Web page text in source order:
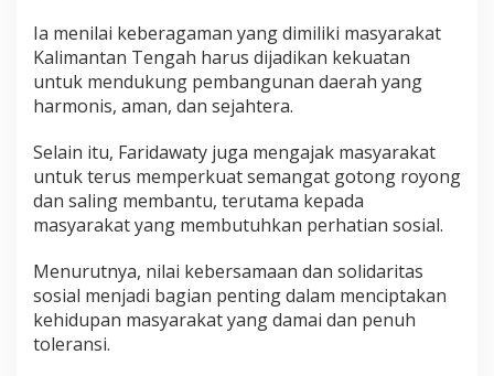
Ia menilai keberagaman yang dimiliki masyarakat
Kalimantan Tengah harus dijadikan kekuatan
untuk mendukung pembangunan daerah yang
harmonis, aman, dan sejahtera.
Selain itu, Faridawaty juga mengajak masyarakat
untuk terus memperkuat semangat gotong royong
dan saling membantu, terutama kepada
masyarakat yang membutuhkan perhatian sosial.
Menurutnya, nilai kebersamaan dan solidaritas
sosial menjadi bagian penting dalam menciptakan
kehidupan masyarakat yang damai dan penuh
toleransi.